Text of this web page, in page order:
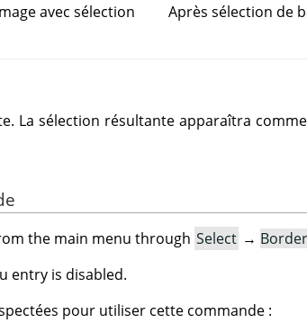
avec sélection Après sélection de
La sélection résultante apparaîtra
the main menu through Select →
entry is disabled.
pour utiliser cette commande :